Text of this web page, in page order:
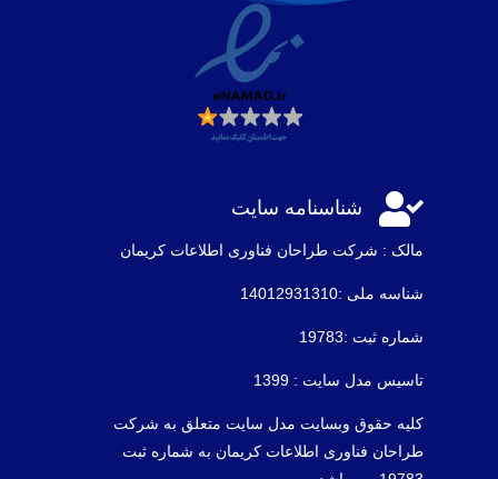
 شناسنامه سایت
مالک : شرکت طراحان فناوری اطلاعات كريمان
شناسه ملی :14012931310
شماره ثبت :19783
تاسیس مدل سایت : 1399
کلیه حقوق وبسایت مدل سایت متعلق به شرکت
طراحان فناوری اطلاعات کریمان به شماره ثبت